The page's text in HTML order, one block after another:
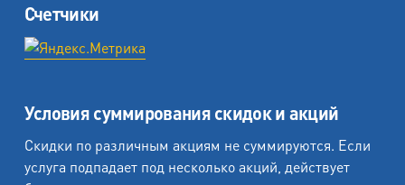
Счетчики
Условия суммирования скидок и акций
Скидки по различным акциям не суммируются. Если
услуга подпадает под несколько акций, действует